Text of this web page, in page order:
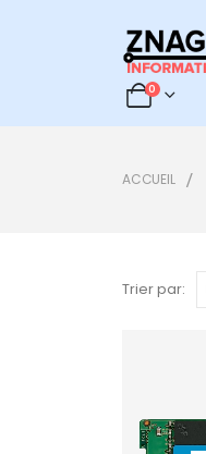
0
ACCUEIL
Trier par: